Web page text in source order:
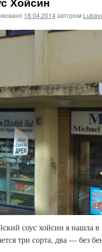
18.04.2014автором
соус хойсин я нашла
три сорта, два — без